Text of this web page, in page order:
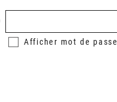
Afficher mot de passe